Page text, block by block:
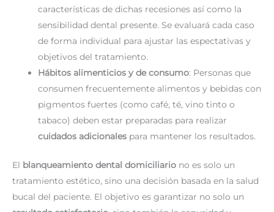
características de dichas recesiones así como la
sensibilidad dental presente. Se evaluará cada caso
de forma individual para ajustar las espectativas y
objetivos del tratamiento.
Hábitos alimenticios y de consumo: Personas que
consumen frecuentemente alimentos y bebidas con
pigmentos fuertes (como café, té, vino tinto o
tabaco) deben estar preparadas para realizar
cuidados adicionales para mantener los resultados.
El blanqueamiento dental domiciliario no es solo un
tratamiento estético, sino una decisión basada en la salud
bucal del paciente. El objetivo es garantizar no solo un